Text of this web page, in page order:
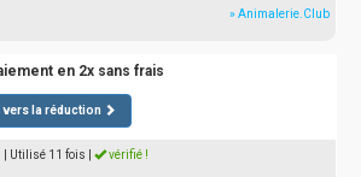
» Animalerie.Club
en 2x sans frais
vers la réduction
| Utilisé 11 fois vérifié !